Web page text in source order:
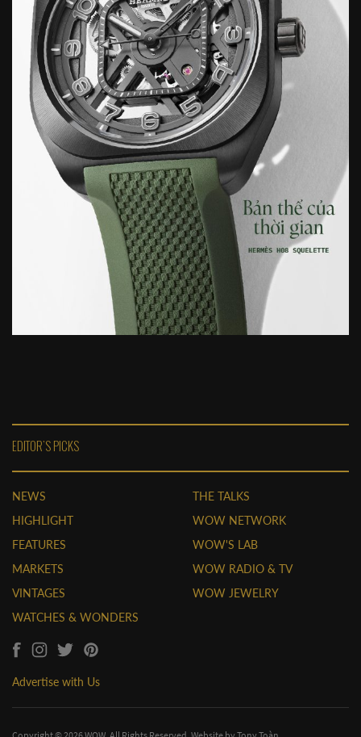
EDITOR'S PICKS
NEWS
HIGHLIGHT
FEATURES
MARKETS
VINTAGES
WATCHES & WONDERS
THE TALKS
WOW NETWORK
WOW'S LAB
WOW RADIO & TV
WOW JEWELRY
Advertise with Us